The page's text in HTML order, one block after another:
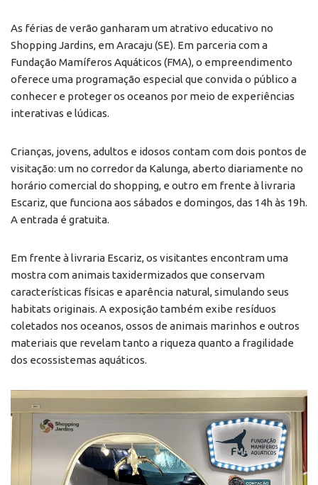
As férias de verão ganharam um atrativo educativo no
Shopping Jardins, em Aracaju (SE). Em parceria com a
Fundação Mamíferos Aquáticos (FMA), o empreendimento
oferece uma programação especial que convida o público a
conhecer e proteger os oceanos por meio de experiências
interativas e lúdicas.
Crianças, jovens, adultos e idosos contam com dois pontos de
visitação: um no corredor da Kalunga, aberto diariamente no
horário comercial do shopping, e outro em frente à livraria
Escariz, que funciona aos sábados e domingos, das 14h às 19h.
A entrada é gratuita.
Em frente à livraria Escariz, os visitantes encontram uma
mostra com animais taxidermizados que conservam
características físicas e aparência natural, simulando seus
habitats originais. A exposição também exibe resíduos
coletados nos oceanos, ossos de animais marinhos e outros
materiais que revelam tanto a riqueza quanto a fragilidade
dos ecossistemas aquáticos.